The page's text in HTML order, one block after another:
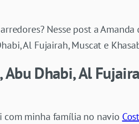
Nesse post a
Al Fujairah, Muscat e
Dhabi, Al
com minha família no navio